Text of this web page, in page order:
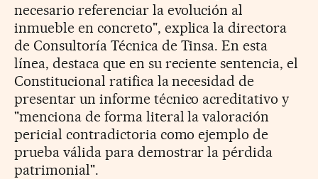
necesario referenciar la evolución al
inmueble en concreto", explica la directora
de Consultoría Técnica de Tinsa. En esta
línea, destaca que en su reciente sentencia, el
Constitucional ratifica la necesidad de
presentar un informe técnico acreditativo y
"menciona de forma literal la valoración
pericial contradictoria como ejemplo de
prueba válida para demostrar la pérdida
patrimonial".